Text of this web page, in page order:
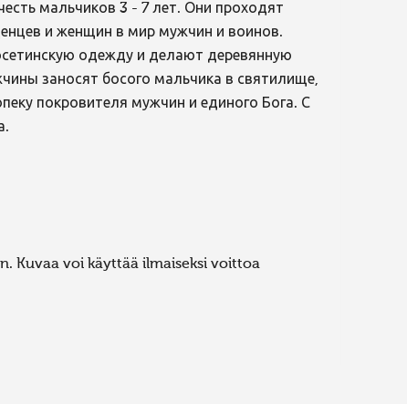
мальчиков 3 - 7 лет. Они проходят
и женщин в мир мужчин и воинов.
одежду и делают деревянную
заносят босого мальчика в святилище,
покровителя мужчин и единого Бога. С
Kuvaa voi käyttää ilmaiseksi voittoa